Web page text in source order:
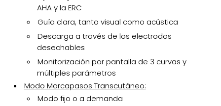
AHA y la ERC
Guía clara, tanto visual como acústica
Descarga a través de los electrodos
desechables
Monitorización por pantalla de 3 curvas y
múltiples parámetros
Modo Marcapasos Transcutáneo:
Modo fijo o a demanda